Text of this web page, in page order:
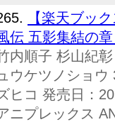
【楽天ブッ
伝 五影集結の
内順子 杉山紀
ュウケツノショ
ヒコ 発売日：
ニプレックス